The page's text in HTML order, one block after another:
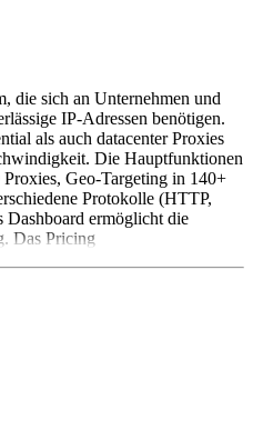
die sich an Unternehmen und
IP-Adressen benötigen.
als auch datacenter Proxies
Die Hauptfunktionen
Geo-Targeting in 140+
Protokolle (HTTP,
Dashboard ermöglicht die
Das Pricing